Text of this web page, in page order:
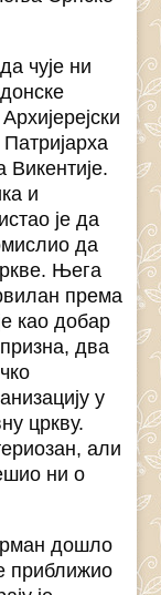
чује ни
Викентије.
и
је да
да
Њега
према
као добар
два
у
цркву.
али
ни о
дошло
приближио